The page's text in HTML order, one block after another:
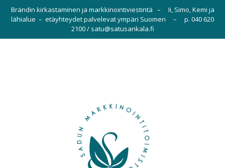
Siirry
sisältöön
Brändin kirkastaminen ja markkinointiviestintä – Ii, Simo, Kemi ja
lähialue – etäyhteydet palvelevat ympäri Suomen – p. 040 620
2100 / satu@satusankala.fi